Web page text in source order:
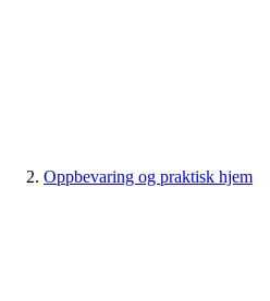
Oppbevaring og praktisk hjem